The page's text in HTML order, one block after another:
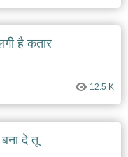
है कतार
12.5 K
बना दे तू